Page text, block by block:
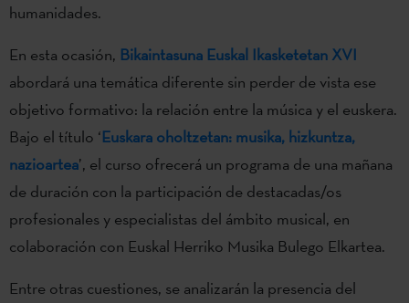
humanidades.
En esta ocasión, Bikaintasuna Euskal Ikasketetan XVI
abordará una temática diferente sin perder de vista ese
objetivo formativo: la relación entre la música y el euskera.
Bajo el título ‘Euskara oholtzetan: musika, hizkuntza,
nazioartea’, el curso ofrecerá un programa de una mañana
de duración con la participación de destacadas/os
profesionales y especialistas del ámbito musical, en
colaboración con Euskal Herriko Musika Bulego Elkartea.
Entre otras cuestiones, se analizarán la presencia del